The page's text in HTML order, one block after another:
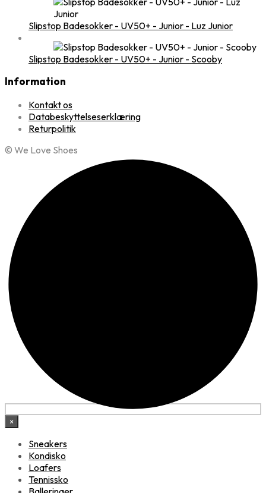
Slipstop Badesokker - UV50+ - Junior - Luz Junior
Slipstop Badesokker - UV50+ - Junior - Scooby
Information
Kontakt os
Databeskyttelseserklæring
Returpolitik
© We Love Shoes
×
Sneakers
Kondisko
Loafers
Tennissko